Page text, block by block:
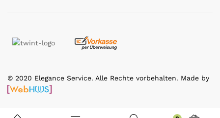
© 2020 Elegance Service. Alle Rechte vorbehalten. Made by